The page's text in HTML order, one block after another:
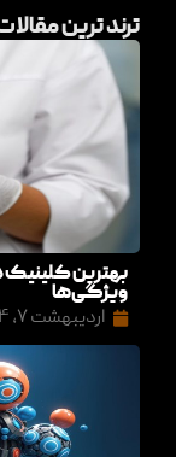
ترند ترین
بهترین کلینیک
ویژگی‌ها
اردیبهشت ۷, ۱۴۰۴